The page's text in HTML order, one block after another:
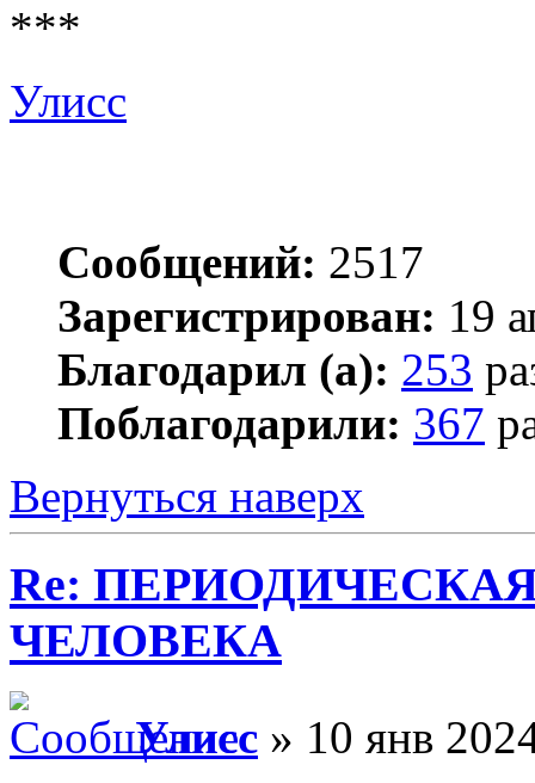
***
Улисс
Сообщений: 2517
Зарегистрирован: 19
Благодарил (а): 253
Поблагодарили: 367
Вернуться наверх
Re:
ЧЕЛОВЕКА
Улисс » 10 янв